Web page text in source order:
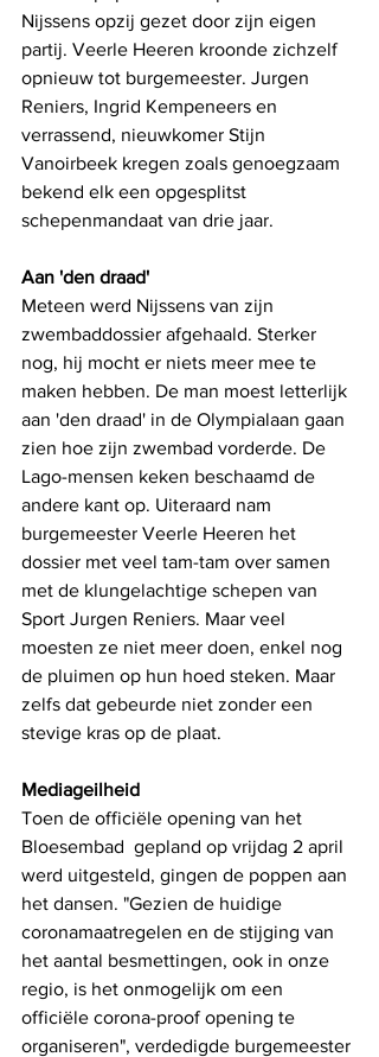
Nijssens opzij gezet door zijn eigen
partij. Veerle Heeren kroonde zichzelf
opnieuw tot burgemeester. Jurgen
Reniers, Ingrid Kempeneers en
verrassend, nieuwkomer Stijn
Vanoirbeek kregen zoals genoegzaam
bekend elk een opgesplitst
schepenmandaat van drie jaar.
Aan 'den draad'
Meteen werd Nijssens van zijn
zwembaddossier afgehaald. Sterker
nog, hij mocht er niets meer mee te
maken hebben. De man moest letterlijk
aan 'den draad' in de Olympialaan gaan
zien hoe zijn zwembad vorderde. De
Lago-mensen keken beschaamd de
andere kant op. Uiteraard nam
burgemeester Veerle Heeren het
dossier met veel tam-tam over samen
met de klungelachtige schepen van
Sport Jurgen Reniers. Maar veel
moesten ze niet meer doen, enkel nog
de pluimen op hun hoed steken. Maar
zelfs dat gebeurde niet zonder een
stevige kras op de plaat.
Mediageilheid
Toen de officiële opening van het
Bloesembad  gepland op vrijdag 2 april
werd uitgesteld, gingen de poppen aan
het dansen. "Gezien de huidige
coronamaatregelen en de stijging van
het aantal besmettingen, ook in onze
regio, is het onmogelijk om een
officiële corona-proof opening te
organiseren", verdedigde burgemeester